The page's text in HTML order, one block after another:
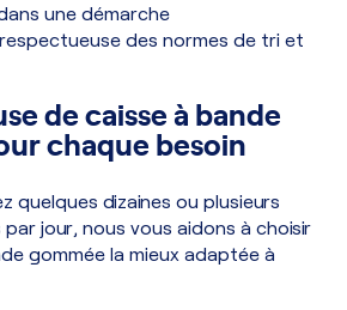
une démarche
des normes de tri et
de caisse à bande
chaque besoin
quelques dizaines ou plusieurs
jour, nous vous aidons à choisir
gommée la mieux adaptée à